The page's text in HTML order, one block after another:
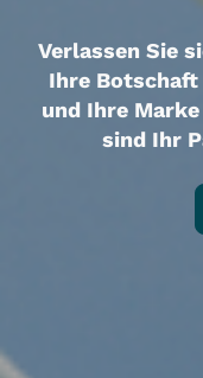
Verlassen Sie
Ihre
und Ihre
sind Ihr